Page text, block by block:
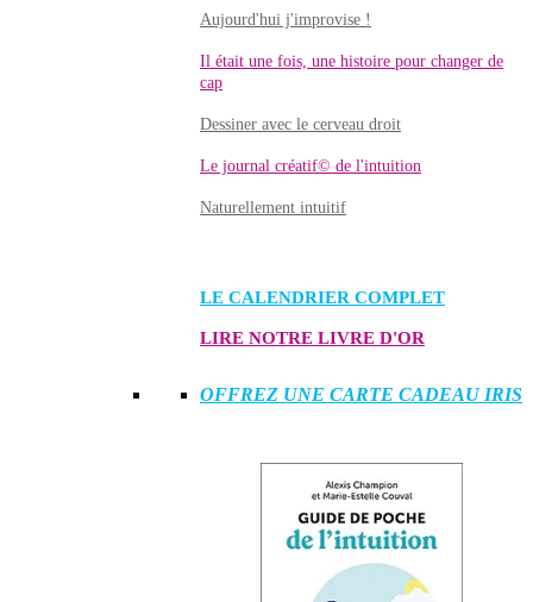
Aujourd'hui j'improvise !
Il était une fois, une histoire pour changer de
cap
Dessiner avec le cerveau droit
Le journal créatif© de l'intuition
Naturellement intuitif
LE CALENDRIER COMPLET
LIRE NOTRE LIVRE D'OR
OFFREZ UNE CARTE CADEAU IRIS